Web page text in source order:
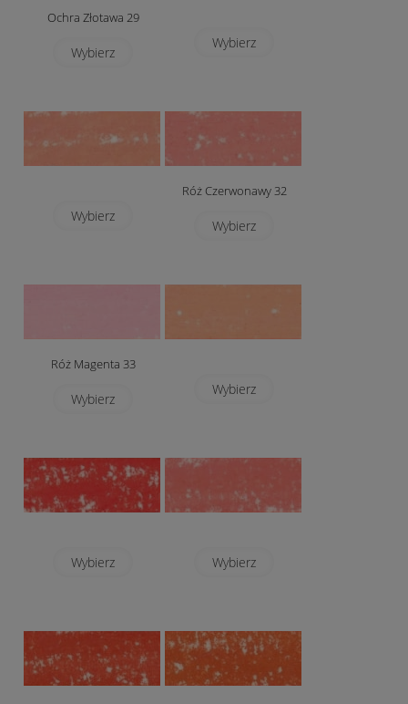
Ochra Złotawa 29
Wybierz
Wybierz
Wybierz
Róż Czerwonawy 32
Wybierz
Róż Magenta 33
Wybierz
Wybierz
Wybierz Wybierz